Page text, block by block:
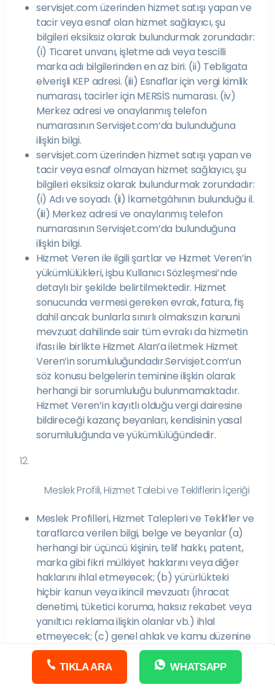
servisjet.com üzerinden hizmet satışı yapan ve
tacir veya esnaf olan hizmet sağlayıcı, şu
bilgileri eksiksiz olarak bulundurmak zorundadır:
(i) Ticaret unvanı, işletme adı veya tescilli
marka adı bilgilerinden en az biri. (ii) Tebligata
elverişli KEP adresi. (iii) Esnaflar için vergi kimlik
numarası, tacirler için MERSİS numarası. (iv)
Merkez adresi ve onaylanmış telefon
numarasının Servisjet.com’da bulunduğuna
ilişkin bilgi.
servisjet.com üzerinden hizmet satışı yapan ve
tacir veya esnaf olmayan hizmet sağlayıcı, şu
bilgileri eksiksiz olarak bulundurmak zorundadır:
(i) Adı ve soyadı. (ii) İkametgâhının bulunduğu il.
(iii) Merkez adresi ve onaylanmış telefon
numarasının Servisjet.com’da bulunduğuna
ilişkin bilgi.
Hizmet Veren ile ilgili şartlar ve Hizmet Veren’in
yükümlülükleri, işbu Kullanıcı Sözleşmesi’nde
detaylı bir şekilde belirtilmektedir. Hizmet
sonucunda vermesi gereken evrak, fatura, fiş
dahil ancak bunlarla sınırlı olmaksızın kanuni
mevzuat dahilinde sair tüm evrakı da hizmetin
ifası ile birlikte Hizmet Alan’a iletmek Hizmet
Veren’in sorumluluğundadır.Servisjet.com’un
söz konusu belgelerin teminine ilişkin olarak
herhangi bir sorumluluğu bulunmamaktadır.
Hizmet Veren’in kayıtlı olduğu vergi dairesine
bildireceği kazanç beyanları, kendisinin yasal
sorumluluğunda ve yükümlülüğündedir.
12.
Meslek Profili, Hizmet Talebi ve Tekliflerin İçeriği
Meslek Profilleri, Hizmet Talepleri ve Teklifler ve
taraflarca verilen bilgi, belge ve beyanlar (a)
herhangi bir üçüncü kişinin, telif hakkı, patent,
marka gibi fikri mülkiyet haklarını veya diğer
haklarını ihlal etmeyecek; (b) yürürlükteki
hiçbir kanun veya ikincil mevzuatı (ihracat
denetimi, tüketici koruma, haksız rekabet veya
yanıltıcı reklama ilişkin olanlar vb.) ihlal
etmeyecek; (c) genel ahlak ve kamu düzenine
aykırı, dürüst ve doğru olmayan, aldatıcı,
yanıltıcı veya üçüncü kişilerin tecrübe ve bilgi
noksanlıklarını istismar edici, can ve mal
TIKLA ARA WHATSAPP